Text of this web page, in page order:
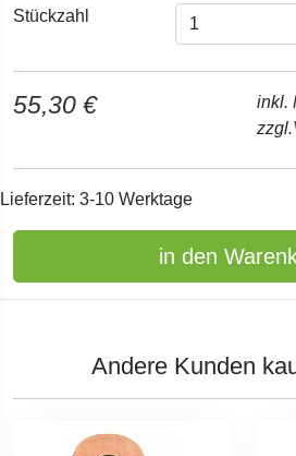
Stückzahl
55,30 €
inkl.
zzgl.
Lieferzeit: 3-10 Werktage
in den
Andere Kunden